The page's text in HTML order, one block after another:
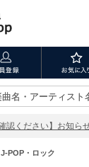
曲名・アーティスト
曲名・アーティスト
認ください】お知ら
J-POP・ロック